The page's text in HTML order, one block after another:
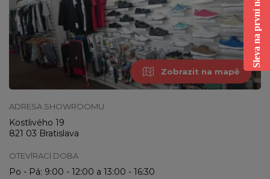
Zobrazit na mapě
ADRESA SHOWROOMU
Kostlivého 19
821 03 Bratislava
OTEVÍRACÍ DOBA
Po - Pá: 9:00 - 12:00 a 13:00 - 16:30
Sleva na první nákup